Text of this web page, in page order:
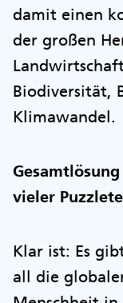
damit einen
der großen
Biodiversität,
Klimawandel.
vieler
Klar ist: Es
all die